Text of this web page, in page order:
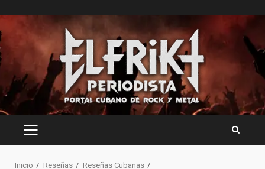
al
contenido
MENÚ
Inicio Reseñas
Reseñas Cubanas